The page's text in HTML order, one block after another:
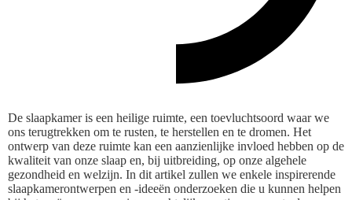
De slaapkamer is een heilige ruimte, een toevluchtsoord waar we
ons terugtrekken om te rusten, te herstellen en te dromen. Het
ontwerp van deze ruimte kan een aanzienlijke invloed hebben op de
kwaliteit van onze slaap en, bij uitbreiding, op onze algehele
gezondheid en welzijn. In dit artikel zullen we enkele inspirerende
slaapkamerontwerpen en -ideeën onderzoeken die u kunnen helpen